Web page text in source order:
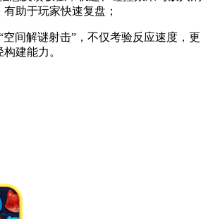
助于玩家快速复盘；
间解谜射击”，不仅考验反应速度，更
建能力。